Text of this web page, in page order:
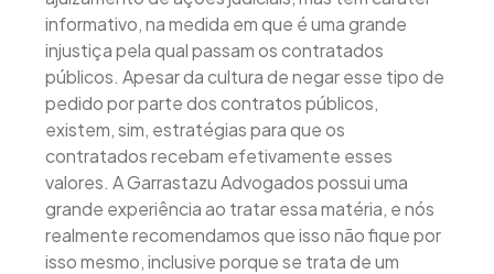
informativo, na medida em que é uma grande
injustiça pela qual passam os contratados
públicos. Apesar da cultura de negar esse tipo de
pedido por parte dos contratos públicos,
existem, sim, estratégias para que os
contratados recebam efetivamente esses
valores. A Garrastazu Advogados possui uma
grande experiência ao tratar essa matéria, e nós
realmente recomendamos que isso não fique por
isso mesmo, inclusive porque se trata de um